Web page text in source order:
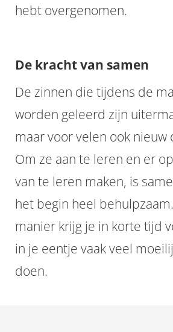
hebt overgenomen.
De kracht van samen
De zinnen die tijdens de
worden geleerd zijn
maar voor velen ook nieuw
Om ze aan te leren en er
van te leren maken, is
het begin heel
manier krijg je in korte tijd
in je eentje vaak veel
doen.